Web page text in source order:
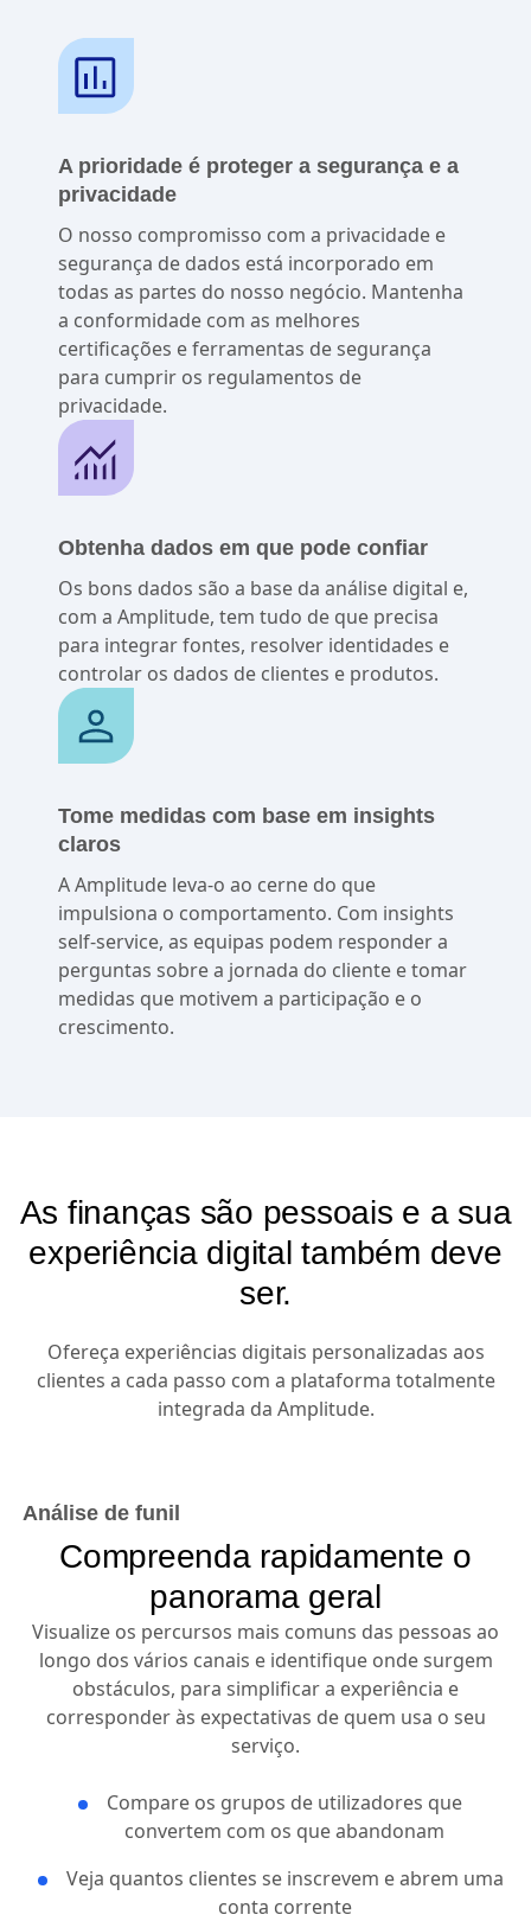
A prioridade é proteger a segurança e a
privacidade
O nosso compromisso com a privacidade e
segurança de dados está incorporado em
todas as partes do nosso negócio. Mantenha
a conformidade com as melhores
certificações e ferramentas de segurança
para cumprir os regulamentos de
privacidade.
Obtenha dados em que pode confiar
Os bons dados são a base da análise digital e,
com a Amplitude, tem tudo de que precisa
para integrar fontes, resolver identidades e
controlar os dados de clientes e produtos.
Tome medidas com base em insights
claros
A Amplitude leva-o ao cerne do que
impulsiona o comportamento. Com insights
self-service, as equipas podem responder a
perguntas sobre a jornada do cliente e tomar
medidas que motivem a participação e o
crescimento.
As finanças são pessoais e a sua
experiência digital também deve
ser.
Ofereça experiências digitais personalizadas aos
clientes a cada passo com a plataforma totalmente
integrada da Amplitude.
Análise de funil
Compreenda rapidamente o
panorama geral
Visualize os percursos mais comuns das pessoas ao
longo dos vários canais e identifique onde surgem
obstáculos, para simplificar a experiência e
corresponder às expectativas de quem usa o seu
serviço.
Compare os grupos de utilizadores que
convertem com os que abandonam
Veja quantos clientes se inscrevem e abrem uma
conta corrente